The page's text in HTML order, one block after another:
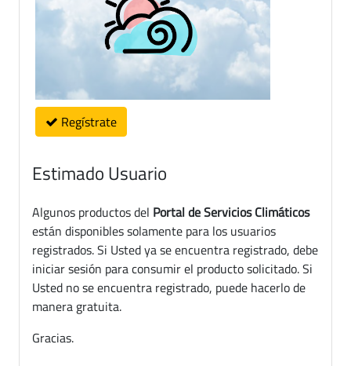
Regístrate
Estimado Usuario
Algunos productos del Portal de Servicios Climáticos
están disponibles solamente para los usuarios
registrados. Si Usted ya se encuentra registrado, debe
iniciar sesión para consumir el producto solicitado. Si
Usted no se encuentra registrado, puede hacerlo de
manera gratuita.
Gracias.